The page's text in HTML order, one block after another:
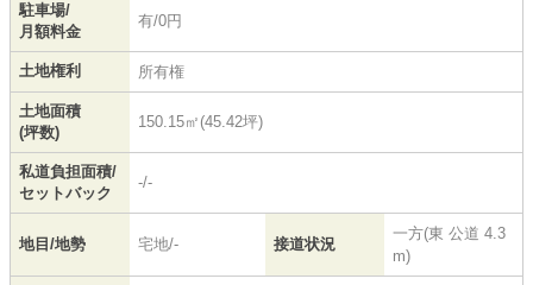
駐車場/
月額料金
有/0円
土地権利 所有権
土地面積
(坪数)
150.15㎡(45.42坪)
私道負担面積/
セットバック
-/-
地目/地勢 宅地/- 接道状況
一方(東 公道 4.3
m)